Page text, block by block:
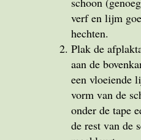
verf en lijm
hechten.
Plak de
aan de
een vloeiende
vorm van de
onder de tape
de rest van de